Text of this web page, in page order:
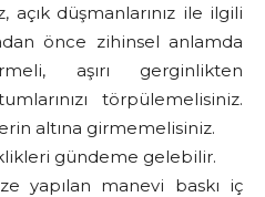
açık düşmanlarınız ile ilgili
önce zihinsel anlamda
aşırı gerginlikten
törpülemelisiniz.
altına girmemelisiniz.
gündeme gelebilir.
yapılan manevi baskı iç